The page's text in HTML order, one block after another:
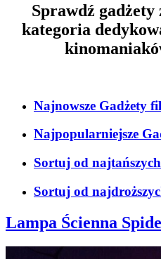
Sprawdź
kategoria
Najnowsze Gadżety
Najpopularniejsze
Sortuj od najtańszych
Sortuj od
Lampa Ścienna